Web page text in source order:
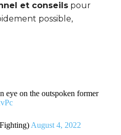
et conseils pour
possible,
eye on the outspoken former
August 4, 2022